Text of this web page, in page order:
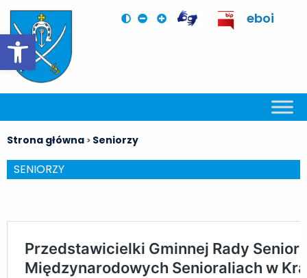
Otwórz pasek narzędzi
eboi
Strona główna > Seniorzy
SENIORZY